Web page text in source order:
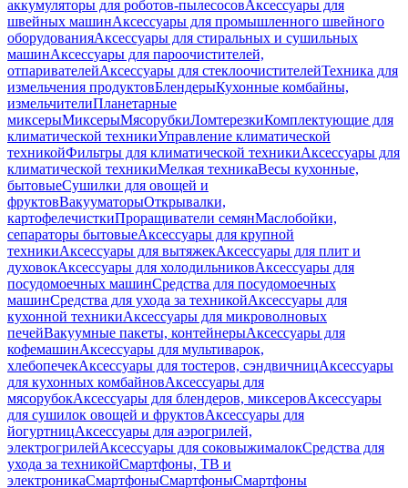
аккумуляторы для роботов-пылесосовАксессуары для
швейных машинАксессуары для промышленного швейного
оборудованияАксессуары для стиральных и сушильных
машинАксессуары для пароочистителей,
отпаривателейАксессуары для стеклоочистителейТехника для
измельчения продуктовБлендерыКухонные комбайны,
измельчителиПланетарные
миксерыМиксерыМясорубкиЛомтерезкиКомплектующие для
климатической техникиУправление климатической
техникойФильтры для климатической техникиАксессуары для
климатической техникиМелкая техникаВесы кухонные,
бытовыеСушилки для овощей и
фруктовВакууматорыОткрывалки,
картофелечисткиПроращиватели семянМаслобойки,
сепараторы бытовыеАксессуары для крупной
техникиАксессуары для вытяжекАксессуары для плит и
духовокАксессуары для холодильниковАксессуары для
посудомоечных машинСредства для посудомоечных
машинСредства для ухода за техникойАксессуары для
кухонной техникиАксессуары для микроволновых
печейВакуумные пакеты, контейнерыАксессуары для
кофемашинАксессуары для мультиварок,
хлебопечекАксессуары для тостеров, сэндвичницАксессуары
для кухонных комбайновАксессуары для
мясорубокАксессуары для блендеров, миксеровАксессуары
для сушилок овощей и фруктовАксессуары для
йогуртницАксессуары для аэрогрилей,
электрогрилейАксессуары для соковыжималокСредства для
ухода за техникойСмартфоны, ТВ и
электроникаСмартфоныСмартфоныСмартфоны